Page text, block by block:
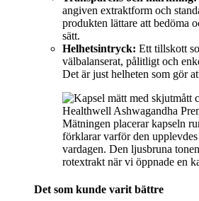
angiven extraktform och
produkten lättare att bedöma
sätt.
Helhetsintryck: Ett tillskott
välbalanserat, pålitligt och
Det är just helheten som gör
Mätningen placerar kapseln
förklarar varför den
vardagen. Den ljusbruna
rotextrakt när vi öppnade en
Det som kunde varit bättre